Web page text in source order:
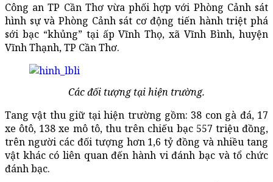
Công an TP Cần Thơ vừa phối hợp với Phòng Cảnh sát
hình sự và Phòng Cảnh sát cơ động tiến hành triệt phá
sới bạc “khủng” tại ấp Vĩnh Thọ, xã Vĩnh Bình, huyện
Vĩnh Thạnh, TP Cần Thơ.
Các đối tượng tại hiện trường.
Tang vật thu giữ tại hiện trường gồm: 38 con gà đá, 17
xe ôtô, 138 xe mô tô, thu trên chiếu bạc 557 triệu đồng,
trên người các đối tượng hơn 1,6 tỷ đồng và nhiều tang
vật khác có liên quan đến hành vi đánh bạc và tổ chức
đánh bạc.